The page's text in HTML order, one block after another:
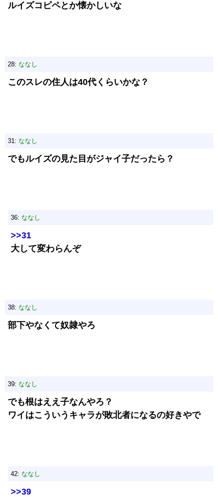
ルイズコピペとか懐かしいな
28: ななし
このスレの住人は40代くらいかな？
31: ななし
でもルイズの見た目がジャイ子だったら？
36: ななし
>>31
大して変わらんぞ
38: ななし
部下やなくて奴隷やろ
39: ななし
でも根はええ子なんやろ？
ワイはこういうキャラが敗北者になるの好きやで
42: ななし
>>39